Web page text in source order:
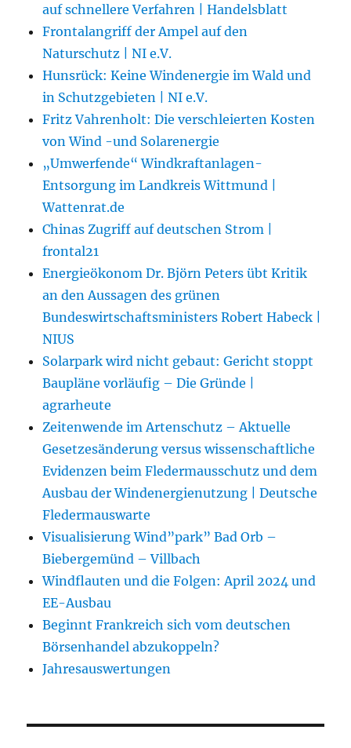
auf schnellere Verfahren | Handelsblatt
Frontalangriff der Ampel auf den
Naturschutz | NI e.V.
Hunsrück: Keine Windenergie im Wald und
in Schutzgebieten | NI e.V.
Fritz Vahrenholt: Die verschleierten Kosten
von Wind -und Solarenergie
„Umwerfende“ Windkraftanlagen-
Entsorgung im Landkreis Wittmund |
Wattenrat.de
Chinas Zugriff auf deutschen Strom |
frontal21
Energieökonom Dr. Björn Peters übt Kritik
an den Aussagen des grünen
Bundeswirtschaftsministers Robert Habeck |
NIUS
Solarpark wird nicht gebaut: Gericht stoppt
Baupläne vorläufig – Die Gründe |
agrarheute
Zeitenwende im Artenschutz – Aktuelle
Gesetzesänderung versus wissenschaftliche
Evidenzen beim Fledermausschutz und dem
Ausbau der Windenergienutzung | Deutsche
Fledermauswarte
Visualisierung Wind”park” Bad Orb –
Biebergemünd – Villbach
Windflauten und die Folgen: April 2024 und
EE-Ausbau
Beginnt Frankreich sich vom deutschen
Börsenhandel abzukoppeln?
Jahresauswertungen